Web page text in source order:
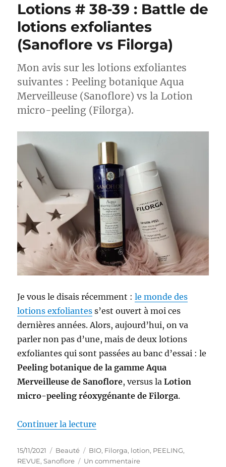
:
Lotions # 38-39 : Battle de
lotions exfoliantes
(Sanoflore vs Filorga)
Mon avis sur les lotions exfoliantes
suivantes : Peeling botanique Aqua
Merveilleuse (Sanoflore) vs la Lotion
micro-peeling (Filorga).
Je vous le disais récemment :le monde des
lotions exfoliantes s’est ouvert à moi ces
dernières années. Alors, aujourd’hui, on va
parler non pas d’une, mais de deux lotions
exfoliantes qui sont passées au banc d’essai : le
Peeling botanique de la gamme Aqua
Merveilleuse de Sanoflore, versus laLotion
micro-peeling réoxygénante de Filorga.
Continuer la lecture
Publié
le
15/11/2021 Catégories
Beauté Étiquettes
BIO, Filorga, lotion, PEELING,
REVUE,Sanoflore Un commentairesur